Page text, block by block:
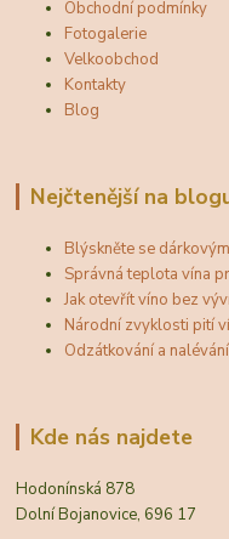
Obchodní podmínky
Fotogalerie
Velkoobchod
Kontakty
Blog
Nejčtenější na
Blýskněte se
Správná teplota vína
Jak otevřít víno bez
Národní zvyklosti pití
Odzátkování a
Kde nás najdete
Hodonínská 878
Dolní Bojanovice, 696 17